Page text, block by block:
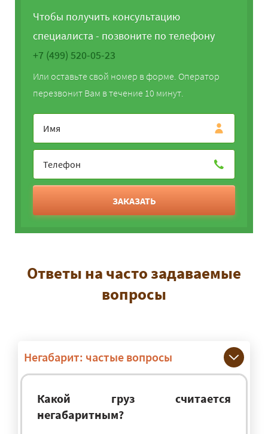
Чтобы получить консультацию
специалиста - позвоните по телефону
+7 (499) 520-05-23
Или оставьте свой номер в форме. Оператор
перезвонит Вам в течение 10 минут.
ЗАКАЗАТЬ
Ответы на часто задаваемые
вопросы
Негабарит: частые вопросы
Какой груз считается
негабаритным?